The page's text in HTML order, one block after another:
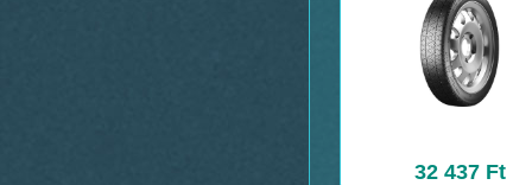
32 437 Ft